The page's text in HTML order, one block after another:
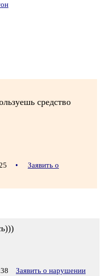
средство
•
Заявить о
Заявить о нарушении